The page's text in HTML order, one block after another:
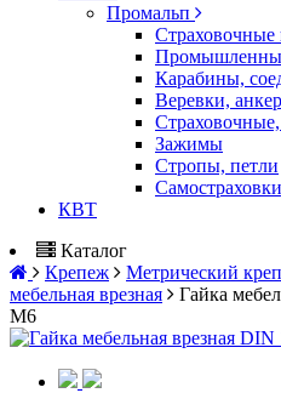
Промальп
Карабины,
Веревки,
Зажимы
Стропы, петли
КВТ
Каталог
Крепеж
Метрический
мебельная врезная
Гайка
М6